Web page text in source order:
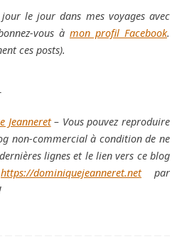
le jour dans mes voyages avec
vous à mon profil Facebook.
ces posts).
Jeanneret– Vous pouvez reproduire
non-commercial à condition de ne
lignes et le lien vers ce blog
https://dominiquejeanneret.netpar